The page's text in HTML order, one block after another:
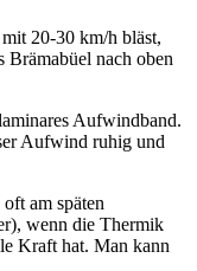
20-30 km/h bläst,
Brämabüel nach oben
Aufwindband.
Aufwind ruhig und
am späten
wenn die Thermik
Kraft hat. Man kann